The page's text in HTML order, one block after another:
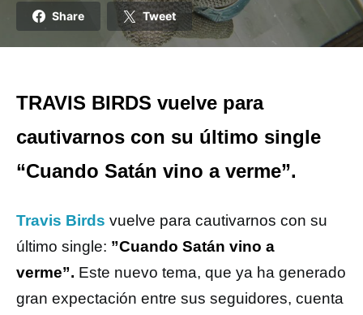
Share Tweet
TRAVIS BIRDS vuelve para
cautivarnos con su último single
“Cuando Satán vino a verme”.
Travis Birds vuelve para cautivarnos con su
último single: ”Cuando Satán vino a
verme”. Este nuevo tema, que ya ha generado
gran expectación entre sus seguidores, cuenta